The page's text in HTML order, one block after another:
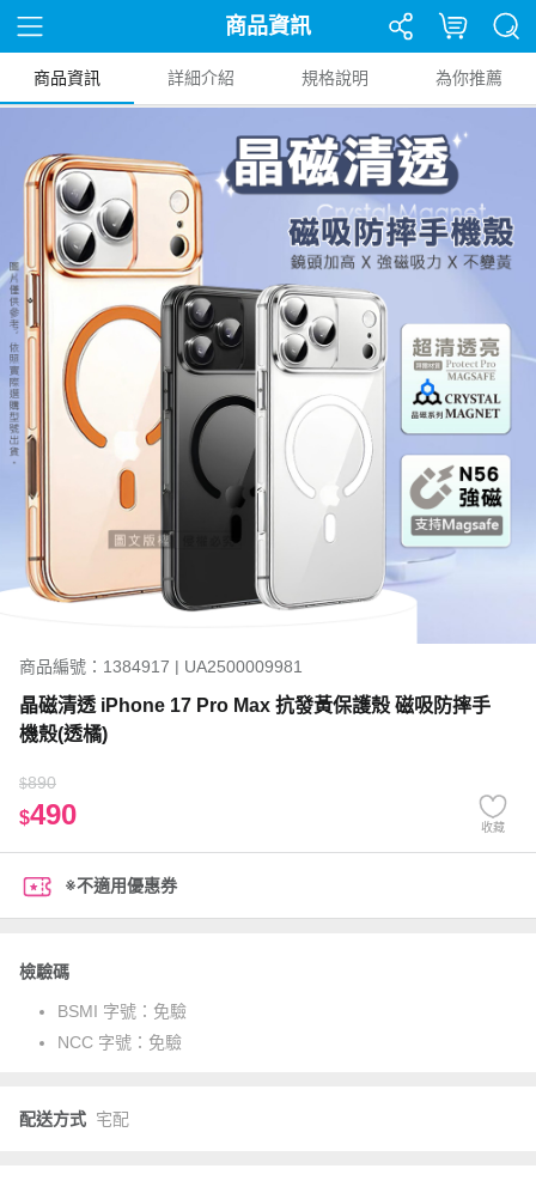
商品資訊
商品資訊 詳細介紹 規格說明 為你推薦
商品編號：1384917 | UA2500009981
晶磁清透 iPhone 17 Pro Max 抗發黃保護殼 磁吸防摔手
機殼(透橘)
$890
$490 收藏
※不適用優惠券
檢驗碼
BSMI 字號： 免驗
NCC 字號： 免驗
配送方式 宅配